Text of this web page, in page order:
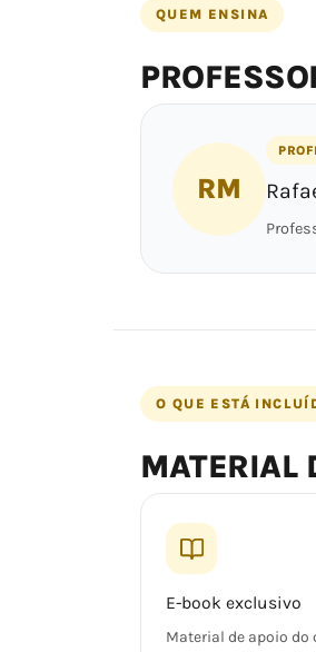
QUEM ENSINA
RM
O QUE ESTÁ
MATERIAL
E-book exclusivo
Material de apoio do